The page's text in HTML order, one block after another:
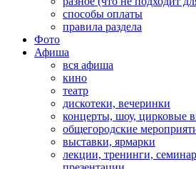
способы оплаты
правила раздела
Фото
Афиша
вся афиша
кино
театр
дискотеки, вечеринки
концерты, шоу, цирковые
общегородские
выставки, ярмарки
лекции, тренинги,